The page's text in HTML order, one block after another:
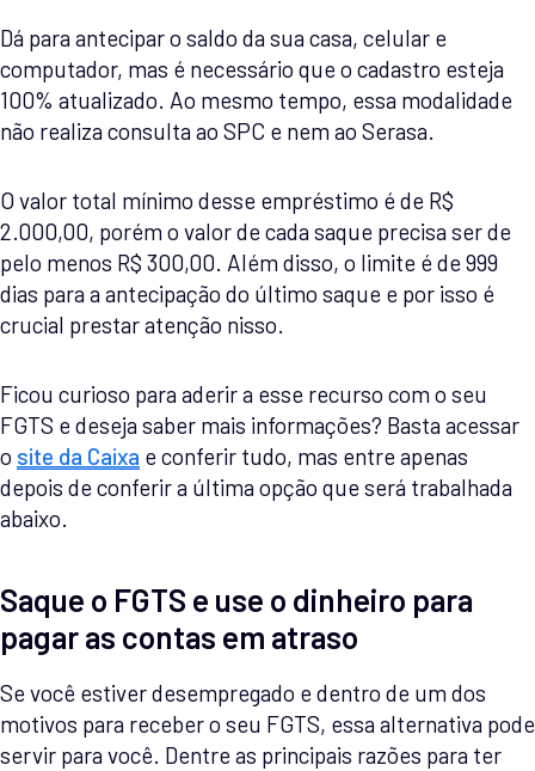
Dá para antecipar o saldo da sua casa, celular e
computador, mas é necessário que o cadastro esteja
100% atualizado. Ao mesmo tempo, essa modalidade
não realiza consulta ao SPC e nem ao Serasa.
O valor total mínimo desse empréstimo é de R$
2.000,00, porém o valor de cada saque precisa ser de
pelo menos R$ 300,00. Além disso, o limite é de 999
dias para a antecipação do último saque e por isso é
crucial prestar atenção nisso.
Ficou curioso para aderir a esse recurso com o seu
FGTS e deseja saber mais informações? Basta acessar
o site da Caixa e conferir tudo, mas entre apenas
depois de conferir a última opção que será trabalhada
abaixo.
Saque o FGTS e use o dinheiro para
pagar as contas em atraso
Se você estiver desempregado e dentro de um dos
motivos para receber o seu FGTS, essa alternativa pode
servir para você. Dentre as principais razões para ter